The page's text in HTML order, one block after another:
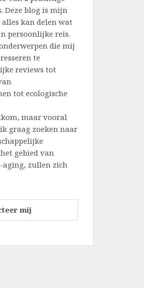
Deze blog is mijn
kan delen wat
persoonlijke reis.
die mij
te
reviews tot
tot ecologische
maar vooral
graag zoeken naar
gebied van
aging, zullen zich
mij